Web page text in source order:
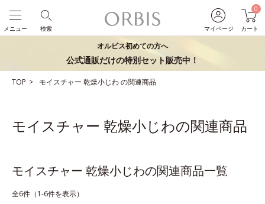
マイページ
0
カート
検索
メニュー
オルビス初めての方へ
公式通販だけの特別セット販売中！
TOP モイスチャー 乾燥小じわの関連商品
モイスチャー 乾燥小じわの関連商品
モイスチャー 乾燥小じわの関連商品一覧
全6件（1-6件を表示）